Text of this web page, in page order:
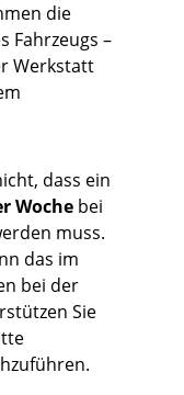
die
Fahrzeugs –
Werkstatt
dass ein
Woche bei
muss.
das im
bei der
Sie